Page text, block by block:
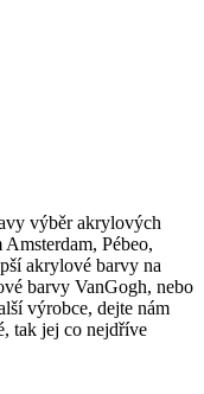
výběr akrylových
Pébeo,
akrylové barvy na
barvy VanGogh, nebo
výrobce, dejte nám
tak jej co nejdříve